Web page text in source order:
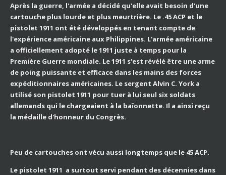
Après la guerre, l'armée a décidé qu'elle avait besoin d'une
cartouche plus lourde et plus meurtrière. Le .45 ACP et le
pistolet 1911 ont été développés en tenant compte de
l'expérience américaine aux Philippines. L'armée américaine
a officiellement adopté le 1911 juste à temps pour la
Première Guerre mondiale. Le 1911 s'est révélé être une arme
de poing puissante et efficace dans les mains des forces
expéditionnaires américaines. Le sergent Alvin C. York a
utilisé son pistolet 1911 pour tuer à lui seul six soldats
allemands qui le chargeaient à la baïonnette. Il a ainsi reçu
la médaille d'honneur du Congrès.
Peu de cartouches ont vécu aussi longtemps que le 45 ACP.
Le pistolet 1911 a surtout servi pendant des décennies dans